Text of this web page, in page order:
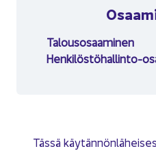
Ta­lous­osaa­mi­nen
Henkilöstöhallinto-​
Tässä